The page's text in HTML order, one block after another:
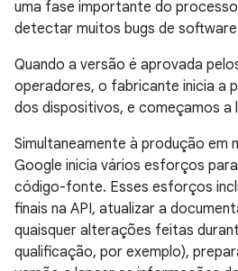
uma fase importante do
detectar muitos bugs de
Quando a versão é aprovada
operadores, o fabricante inicia a
dos dispositivos, e começamos
Simultaneamente à produção em
Google inicia vários esforços
código-fonte. Esses esforços
finais na API, atualizar a
quaisquer alterações feitas
qualificação, por exemplo),